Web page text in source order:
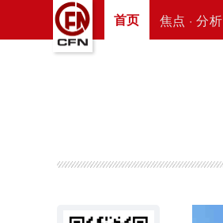
首页 焦点 · 分析